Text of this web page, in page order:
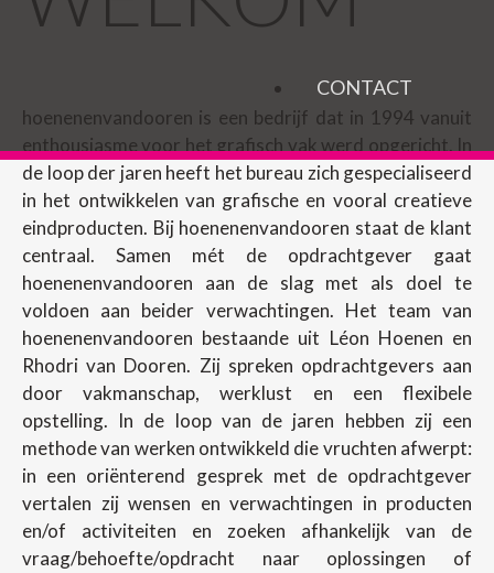
CONTACT
hoenenenvandooren is een bedrijf dat in 1994 vanuit
enthousiasme voor het grafisch vak werd opgericht. In
de loop der jaren heeft het bureau zich gespecialiseerd
in het ontwikkelen van grafische en vooral creatieve
eindproducten. Bij hoenenenvandooren staat de klant
centraal. Samen mét de opdrachtgever gaat
hoenenenvandooren aan de slag met als doel te
voldoen aan beider verwachtingen. Het team van
hoenenenvandooren bestaande uit Léon Hoenen en
Rhodri van Dooren. Zij spreken opdrachtgevers aan
door vakmanschap, werklust en een flexibele
opstelling. In de loop van de jaren hebben zij een
methode van werken ontwikkeld die vruchten afwerpt:
in een oriënterend gesprek met de opdrachtgever
vertalen zij wensen en verwachtingen in producten
en/of activiteiten en zoeken afhankelijk van de
vraag/behoefte/opdracht naar oplossingen of